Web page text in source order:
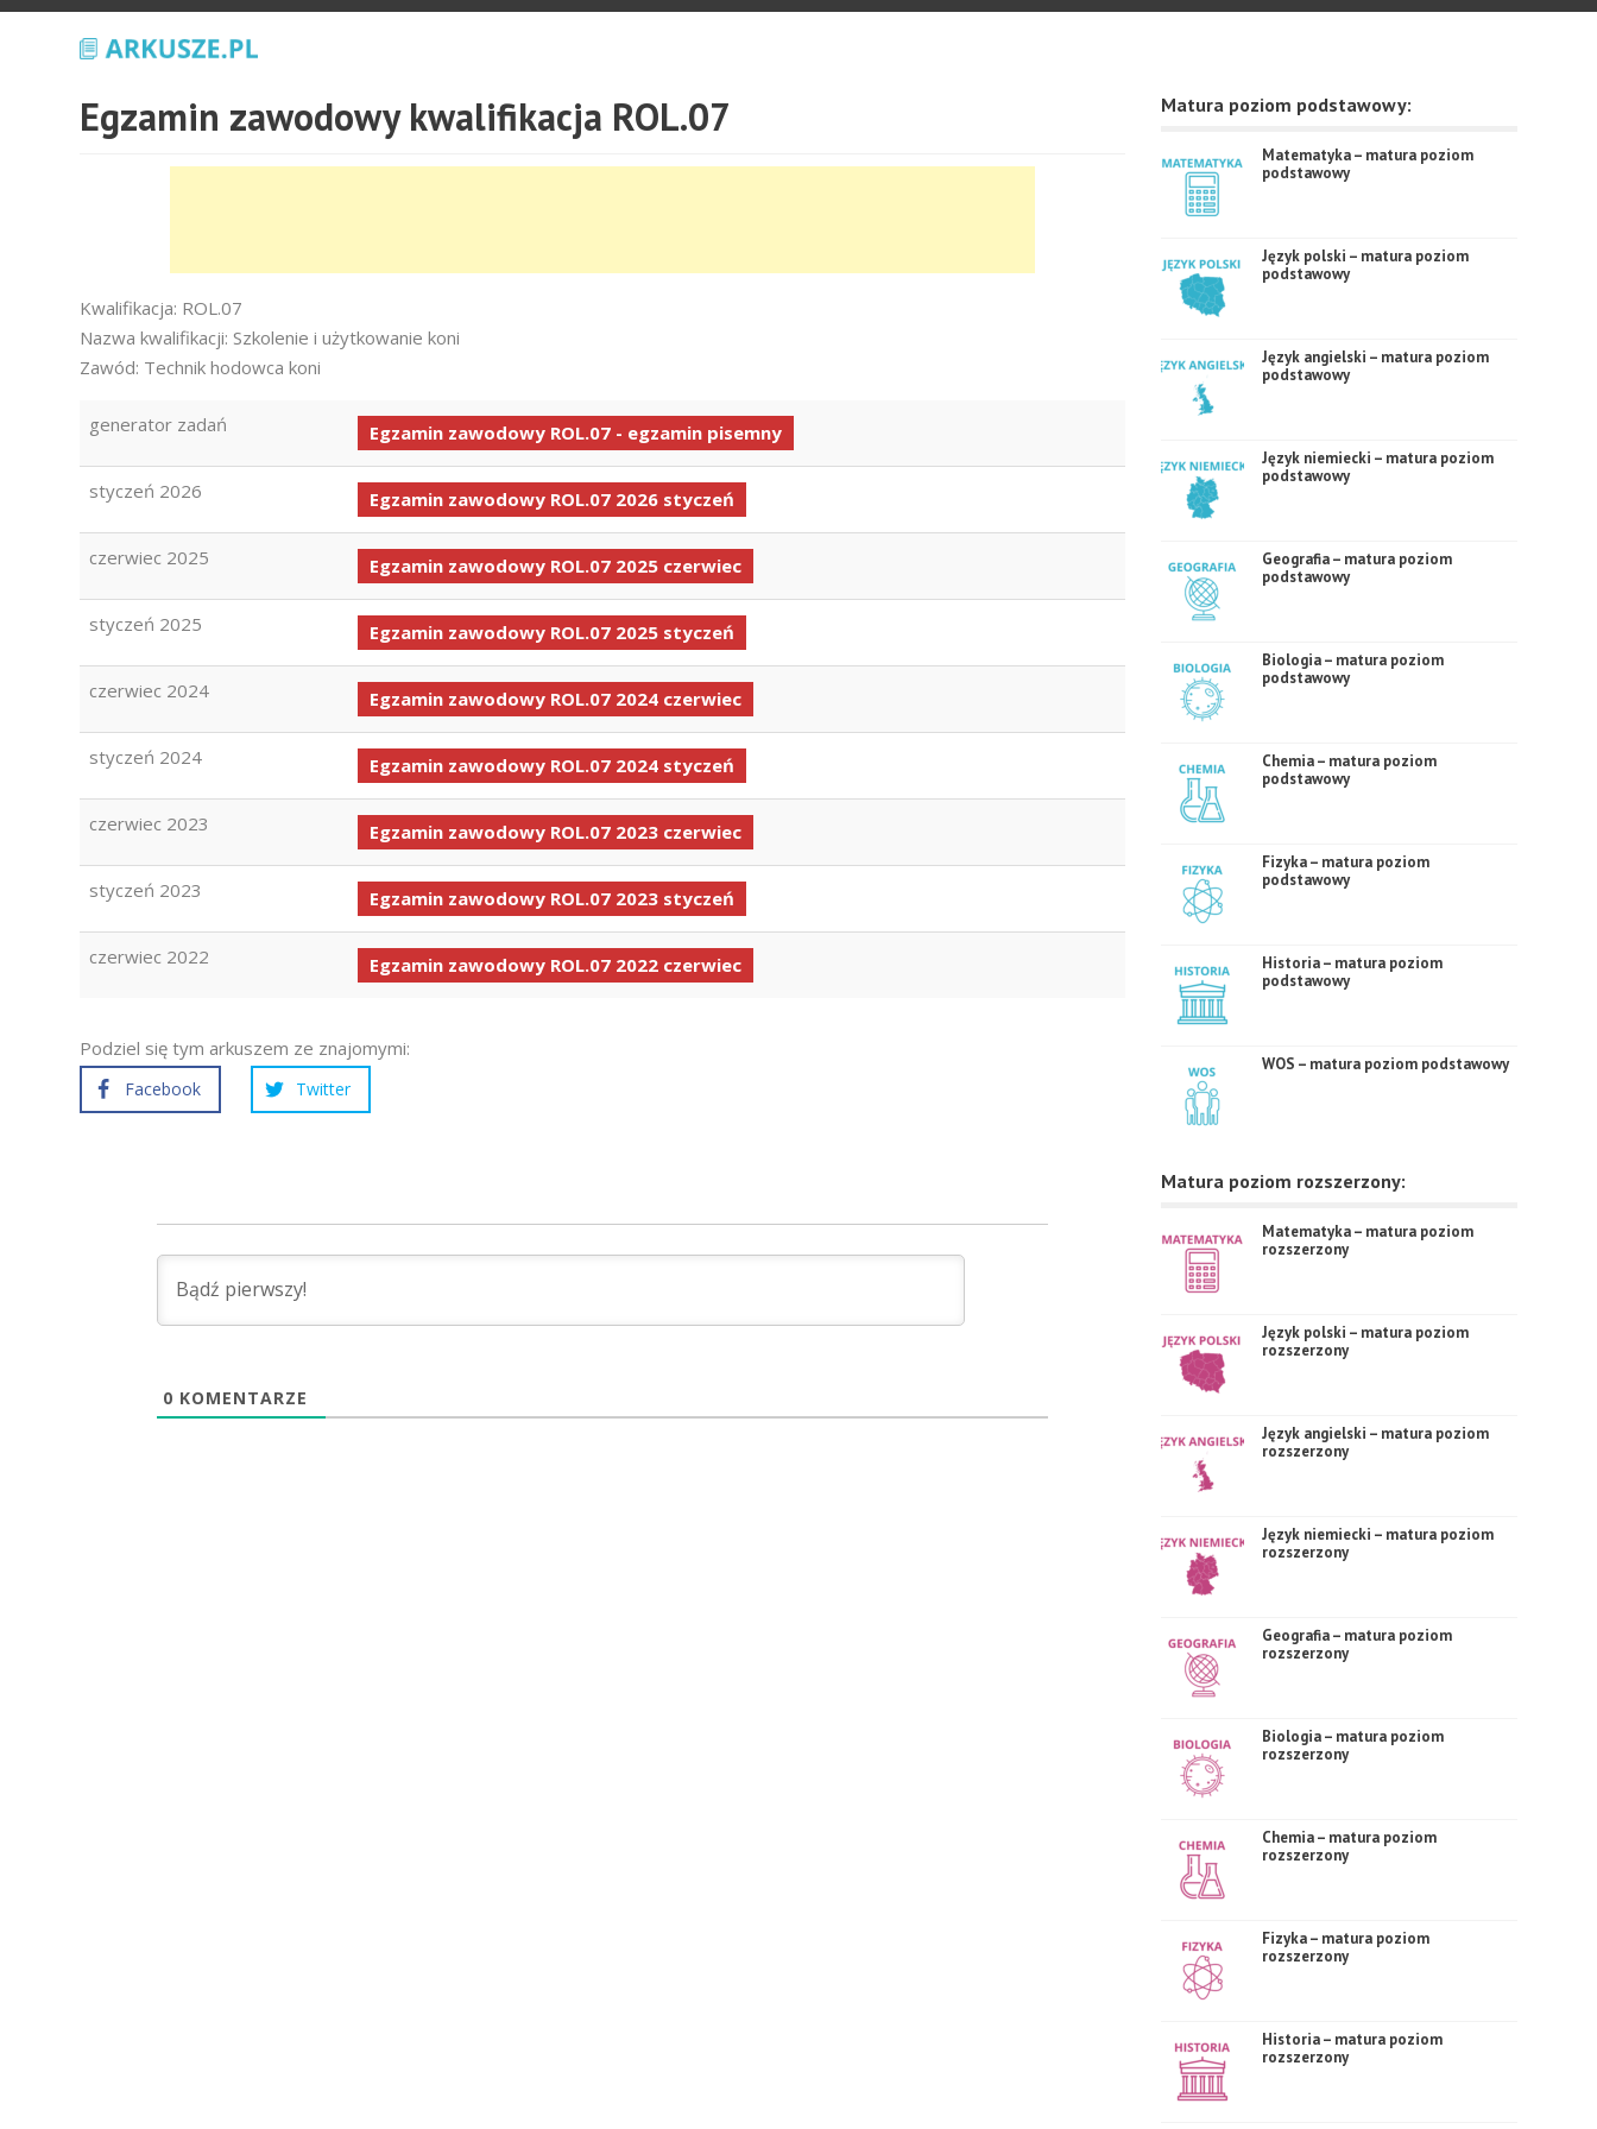
Egzamin zawodowy kwalifikacja ROL.07
Kwalifikacja: ROL.07
Nazwa kwalifikacji: Szkolenie i użytkowanie koni
Zawód: Technik hodowca koni
generator zadań Egzamin zawodowy ROL.07 - egzamin pisemny
styczeń 2026 Egzamin zawodowy ROL.07 2026 styczeń
czerwiec 2025 Egzamin zawodowy ROL.07 2025 czerwiec
styczeń 2025 Egzamin zawodowy ROL.07 2025 styczeń
czerwiec 2024 Egzamin zawodowy ROL.07 2024 czerwiec
styczeń 2024 Egzamin zawodowy ROL.07 2024 styczeń
czerwiec 2023 Egzamin zawodowy ROL.07 2023 czerwiec
styczeń 2023 Egzamin zawodowy ROL.07 2023 styczeń
czerwiec 2022 Egzamin zawodowy ROL.07 2022 czerwiec
Podziel się tym arkuszem ze znajomymi:
Facebook Twitter
0 KOMENTARZE
Matura poziom podstawowy:
Matematyka – matura poziom
podstawowy
Język polski – matura poziom
podstawowy
Język angielski – matura poziom
podstawowy
Język niemiecki – matura poziom
podstawowy
Geografia – matura poziom
podstawowy
Biologia – matura poziom
podstawowy
Chemia – matura poziom
podstawowy
Fizyka – matura poziom
podstawowy
Historia – matura poziom
podstawowy
WOS – matura poziom podstawowy
Matura poziom rozszerzony:
Matematyka – matura poziom
rozszerzony
Język polski – matura poziom
rozszerzony
Język angielski – matura poziom
rozszerzony
Język niemiecki – matura poziom
rozszerzony
Geografia – matura poziom
rozszerzony
Biologia – matura poziom
rozszerzony
Chemia – matura poziom
rozszerzony
Fizyka – matura poziom
rozszerzony
Historia – matura poziom
rozszerzony